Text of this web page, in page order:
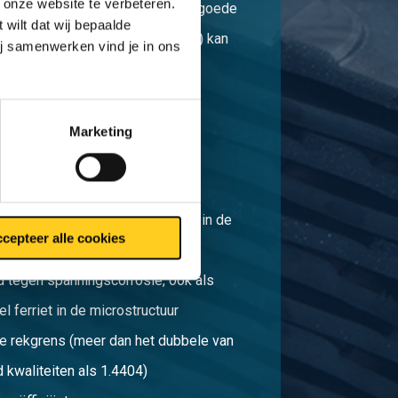
website te verbeteren.
dat wij bepaalde
samenwerken vind je in ons
Marketing
alle cookies
lastoevoegmateriaal en een goede
cyclus (afkoelsnelheid) kan
316L
naar bros breukgedrag bij lage
gevolg van het aandeel ferriet in de
tegen spanningscorrosie, ook als
ferriet in de microstructuur
rekgrens (meer dan het dubbele van
kwaliteiten als 1.4404)